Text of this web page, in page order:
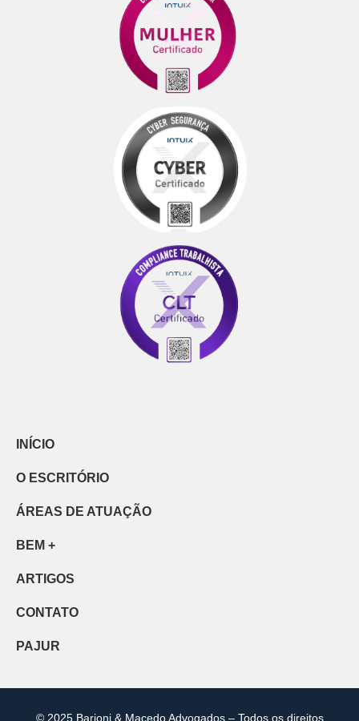
INÍCIO
O ESCRITÓRIO
ÁREAS DE ATUAÇÃO
BEM +
ARTIGOS
CONTATO
PAJUR
© 2025 Barioni & Macedo Advogados – Todos os direitos